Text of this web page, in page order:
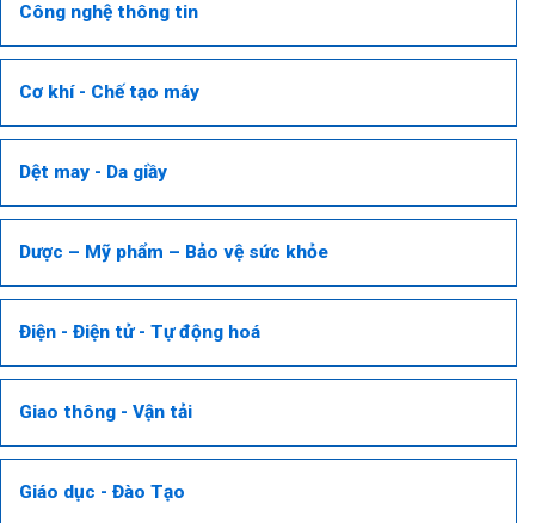
Công nghệ thông tin
Cơ khí - Chế tạo máy
Dệt may - Da giầy
Dược – Mỹ phẩm – Bảo vệ sức khỏe
Điện - Điện tử - Tự động hoá
Giao thông - Vận tải
Giáo dục - Đào Tạo